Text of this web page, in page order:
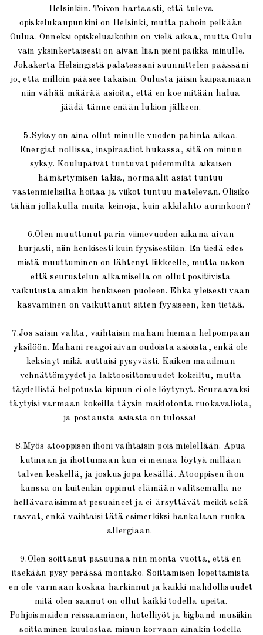
Helsinkiin. Toivon hartaasti, että tuleva
opiskelukaupunkini on Helsinki, mutta pahoin pelkään
Oulua. Onneksi opiskeluaikoihin on vielä aikaa, mutta Oulu
vain yksinkertaisesti on aivan liian pieni paikka minulle.
Jokakerta Helsingistä palatessani suunnittelen päässäni
jo, että milloin pääsee takaisin. Oulusta jäisin kaipaamaan
niin vähää määrää asioita, että en koe mitään halua
jäädä tänne enään lukion jälkeen.
5.Syksy on aina ollut minulle vuoden pahinta aikaa.
Energiat nollissa, inspiraatiot hukassa, sitä on minun
syksy. Koulupäivät tuntuvat pidemmiltä aikaisen
hämärtymisen takia, normaalit asiat tuntuu
vastenmielisiltä hoitaa ja viikot tuntuu matelevan. Olisiko
tähän jollakulla muita keinoja, kuin äkkilähtö aurinkoon?
6.Olen muuttunut parin viimevuoden aikana aivan
hurjasti, niin henkisesti kuin fyysisestikin. En tiedä edes
mistä muuttuminen on lähtenyt liikkeelle, mutta uskon
että seurustelun alkamisella on ollut positiivista
vaikutusta ainakin henkiseen puoleen. Ehkä yleisesti vaan
kasvaminen on vaikuttanut sitten fyysiseen, ken tietää.
7.Jos saisin valita, vaihtaisin mahani hieman helpompaan
yksilöön. Mahani reagoi aivan oudoista asioista, enkä ole
keksinyt mikä auttaisi pysyvästi. Kaiken maailman
vehnättömyydet ja laktoosittomuudet kokeiltu, mutta
täydellistä helpotusta kipuun ei ole löytynyt. Seuraavaksi
täytyisi varmaan kokeilla täysin maidotonta ruokavaliota,
ja postausta asiasta on tulossa!
8.Myös atooppisen ihoni vaihtaisin pois mielellään. Apua
kutinaan ja ihottumaan kun ei meinaa löytyä millään
talven keskellä, ja joskus jopa kesällä. Atooppisen ihon
kanssa on kuitenkin oppinut elämään valitsemalla ne
hellävaraisimmat pesuaineet ja ei-ärsyttävät meikit sekä
rasvat, enkä vaihtaisi tätä esimerkiksi hankalaan ruoka-
allergiaan.
9.Olen soittanut pasuunaa niin monta vuotta, että en
itsekään pysy perässä montako. Soittamisen lopettamista
en ole varmaan koskaa harkinnut ja kaikki mahdollisuudet
mitä olen saanut on ollut kaikki todella upeita.
Pohjoismaiden reissaaminen, hotelliyöt ja bigband-musiikin
soittaminen kuulostaa minun korvaan ainakin todella